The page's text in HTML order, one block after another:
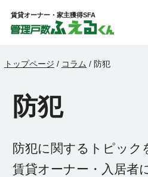
賃貸オーナー・家主獲得SFA
トップページ / コラム / 防犯
防犯
防犯に関するトピック
賃貸オーナー・入居者